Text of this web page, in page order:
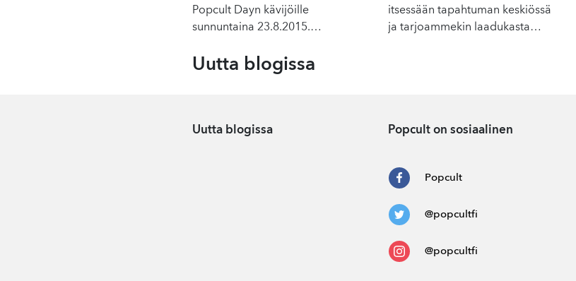
Popcult Dayn kävijöille
sunnuntaina 23.8.2015.…
itsessään tapahtuman keskiössä
ja tarjoammekin laadukasta…
Uutta blogissa
Uutta blogissa Popcult on sosiaalinen
Popcult
@popcultfi
@popcultfi